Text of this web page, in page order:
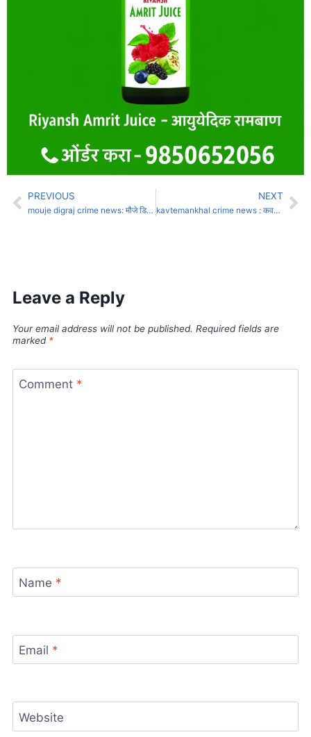
PREVIOUS
mouje digraj crime news: मौजे डिग्रजमध्ये घरासमोर फटाके फोडणार्‍या तिघांवर गुन्हा दाखल.
NEXT
kavtemankhal crime news : कवठेमहांकाळचा मंडल अधिकारी लाच घेताना जेरबंद
Leave a Reply
Your email address will not be published. Required fields are
marked *
Comment *
Name *
Email *
Website